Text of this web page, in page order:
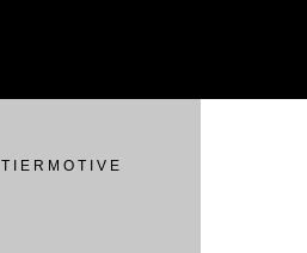
T I E R M O T I V E